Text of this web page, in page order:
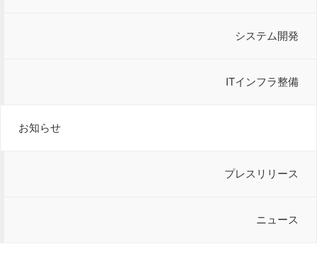
システム開発
ITインフラ整備
お知らせ
プレスリリース
ニュース